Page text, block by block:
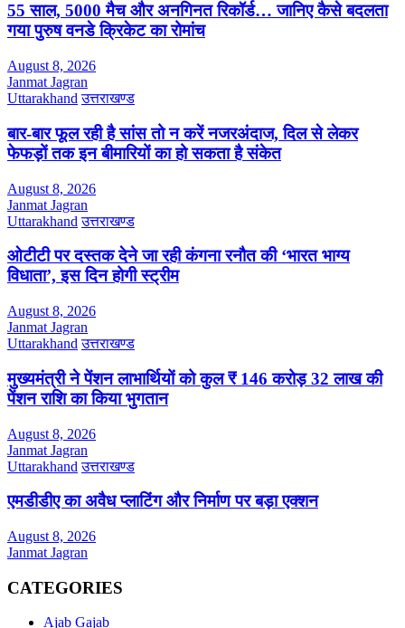
55 साल, 5000 मैच और अनगिनत रिकॉर्ड… जानिए कैसे बदलता
गया पुरुष वनडे क्रिकेट का रोमांच
August 8, 2026
Janmat Jagran
Uttarakhand उत्तराखण्ड
बार-बार फूल रही है सांस तो न करें नजरअंदाज, दिल से लेकर
फेफड़ों तक इन बीमारियों का हो सकता है संकेत
August 8, 2026
Janmat Jagran
Uttarakhand उत्तराखण्ड
ओटीटी पर दस्तक देने जा रही कंगना रनौत की ‘भारत भाग्य
विधाता’, इस दिन होगी स्ट्रीम
August 8, 2026
Janmat Jagran
Uttarakhand उत्तराखण्ड
मुख्यमंत्री ने पेंशन लाभार्थियों को कुल ₹ 146 करोड़ 32 लाख की
पेंशन राशि का किया भुगतान
August 8, 2026
Janmat Jagran
Uttarakhand उत्तराखण्ड
एमडीडीए का अवैध प्लाटिंग और निर्माण पर बड़ा एक्शन
August 8, 2026
Janmat Jagran
CATEGORIES
Ajab Gajab